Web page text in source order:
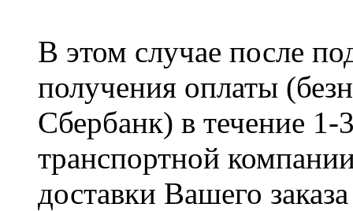
В этом случае после
получения оплаты
Сбербанк) в течение
транспортной
доставки Вашего